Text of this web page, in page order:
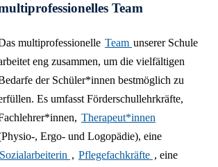
Team
multiprofessionelle Team unserer Schule
eng zusammen, um die vielfältigen
der Schüler*innen bestmöglich zu
Es umfasst Förderschullehrkräfte,
Therapeut*innen
, Ergo- und Logopädie), eine
Sozialarbeiterin , Pflegefachkräfte , eine